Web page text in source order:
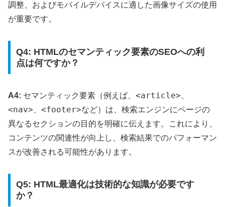
調整、およびモバイルデバイスに適した画像サイズの使用
が重要です。
Q4: HTMLのセマンティック要素のSEOへの利
点は何ですか？
A4: セマンティック要素（例えば、 <article>
<nav> <footer>など）は、検索エンジンにページの
異なるセクションの目的を明確に伝えます。これにより、
コンテンツの関連性が向上し、検索結果でのパフォーマン
スが改善される可能性があります。
Q5: HTML最適化は技術的な知識が必要です
か？